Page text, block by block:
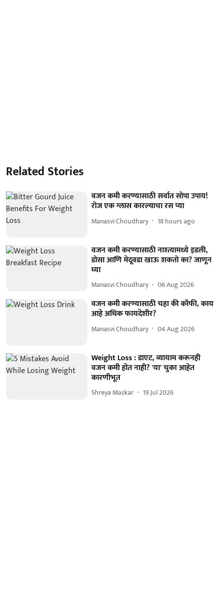
Related Stories
वजन कमी करण्यासाठी सर्वात सोपा उपाय!
रोज एक ग्लास कारल्याचा रस प्या
Manasvi Choudhary 18 hours ago
वजन कमी करण्यासाठी नाश्त्यामध्ये इडली,
डोसा आणि मेदूवडा खाऊ शकतो का? जाणून
घ्या
Manasvi Choudhary 06 Aug 2026
वजन कमी करण्यासाठी चहा की कॉफी, काय
आहे अधिक फायदेशीर?
Manasvi Choudhary 04 Aug 2026
Weight Loss : डाएट, व्यायाम करूनही
वजन कमी होत नाही? 'या' चुका आहेत
कारणीभूत
Shreya Maskar 19 Jul 2026